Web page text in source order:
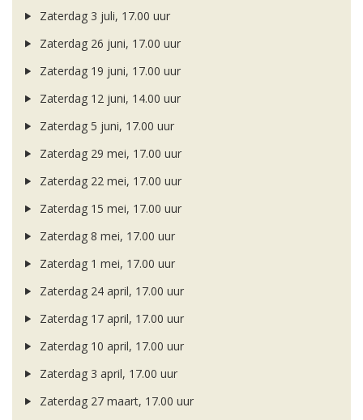
Zaterdag 3 juli, 17.00 uur
Zaterdag 26 juni, 17.00 uur
Zaterdag 19 juni, 17.00 uur
Zaterdag 12 juni, 14.00 uur
Zaterdag 5 juni, 17.00 uur
Zaterdag 29 mei, 17.00 uur
Zaterdag 22 mei, 17.00 uur
Zaterdag 15 mei, 17.00 uur
Zaterdag 8 mei, 17.00 uur
Zaterdag 1 mei, 17.00 uur
Zaterdag 24 april, 17.00 uur
Zaterdag 17 april, 17.00 uur
Zaterdag 10 april, 17.00 uur
Zaterdag 3 april, 17.00 uur
Zaterdag 27 maart, 17.00 uur